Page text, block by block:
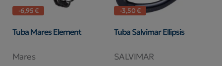
-6,95 €
Tuba Mares Element
Mares
-3,50 €
Tuba Salvimar Ellipsis
SALVIMAR